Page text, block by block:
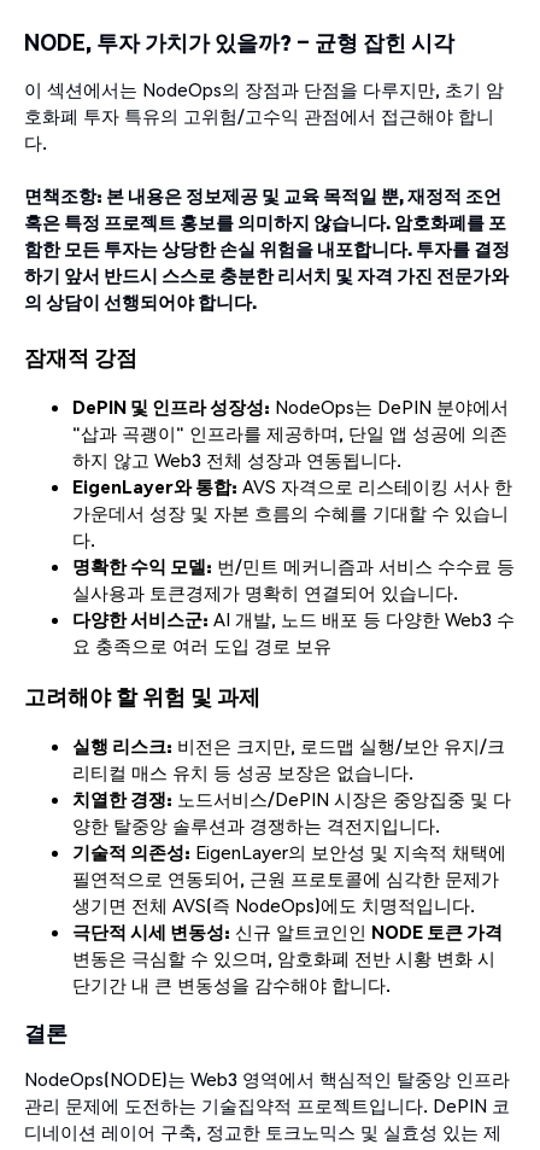
NODE, 투자 가치가 있을까? – 균형 잡힌 시각
이 섹션에서는 NodeOps의 장점과 단점을 다루지만, 초기 암
호화폐 투자 특유의 고위험/고수익 관점에서 접근해야 합니
다.
면책조항: 본 내용은 정보제공 및 교육 목적일 뿐, 재정적 조언
혹은 특정 프로젝트 홍보를 의미하지 않습니다. 암호화폐를 포
함한 모든 투자는 상당한 손실 위험을 내포합니다. 투자를 결정
하기 앞서 반드시 스스로 충분한 리서치 및 자격 가진 전문가와
의 상담이 선행되어야 합니다.
잠재적 강점
DePIN 및 인프라 성장성: NodeOps는 DePIN 분야에서
"삽과 곡괭이" 인프라를 제공하며, 단일 앱 성공에 의존
하지 않고 Web3 전체 성장과 연동됩니다.
EigenLayer와 통합: AVS 자격으로 리스테이킹 서사 한
가운데서 성장 및 자본 흐름의 수혜를 기대할 수 있습니
다.
명확한 수익 모델: 번/민트 메커니즘과 서비스 수수료 등
실사용과 토큰경제가 명확히 연결되어 있습니다.
다양한 서비스군: AI 개발, 노드 배포 등 다양한 Web3 수
요 충족으로 여러 도입 경로 보유
고려해야 할 위험 및 과제
실행 리스크: 비전은 크지만, 로드맵 실행/보안 유지/크
리티컬 매스 유치 등 성공 보장은 없습니다.
치열한 경쟁: 노드서비스/DePIN 시장은 중앙집중 및 다
양한 탈중앙 솔루션과 경쟁하는 격전지입니다.
기술적 의존성: EigenLayer의 보안성 및 지속적 채택에
필연적으로 연동되어, 근원 프로토콜에 심각한 문제가
생기면 전체 AVS(즉 NodeOps)에도 치명적입니다.
극단적 시세 변동성: 신규 알트코인인 NODE 토큰 가격
변동은 극심할 수 있으며, 암호화폐 전반 시황 변화 시
단기간 내 큰 변동성을 감수해야 합니다.
결론
NodeOps(NODE)는 Web3 영역에서 핵심적인 탈중앙 인프라
관리 문제에 도전하는 기술집약적 프로젝트입니다. DePIN 코
디네이션 레이어 구축, 정교한 토크노믹스 및 실효성 있는 제